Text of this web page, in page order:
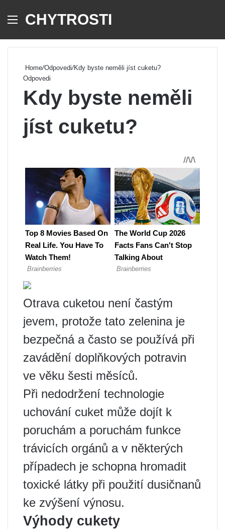
Menu
CHYTROSTI
Home/Odpovedi/Kdy byste neměli jíst cuketu?
Odpovedi
Kdy byste neměli
jíst cuketu?
Otrava cuketou není častým
jevem, protože tato zelenina je
bezpečná a často se používá při
zavádění doplňkových potravin
ve věku šesti měsíců.
Při nedodržení technologie
uchování cuket může dojít k
poruchám a poruchám funkce
trávicích orgánů a v některých
případech je schopna hromadit
toxické látky při použití dusičnanů
ke zvýšení výnosu.
Výhody cukety